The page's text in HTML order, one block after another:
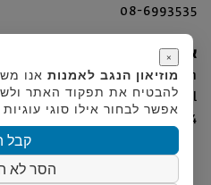
08-6993535
אבי מתתיהו
רכז תפעול
museum.org.il
08-6993534
×
מוזיאון הנגב לאמנות אנו
להבטיח את תפקוד האתר
אפשר לבחור אילו סוגי
קבל
הסר לא